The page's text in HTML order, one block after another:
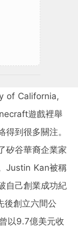
of California,
遊戲裡舉
到很多關注。
矽谷華裔企業家
Justin Kan被稱
自己創業成功紀
後創立六間公
以9.7億美元收